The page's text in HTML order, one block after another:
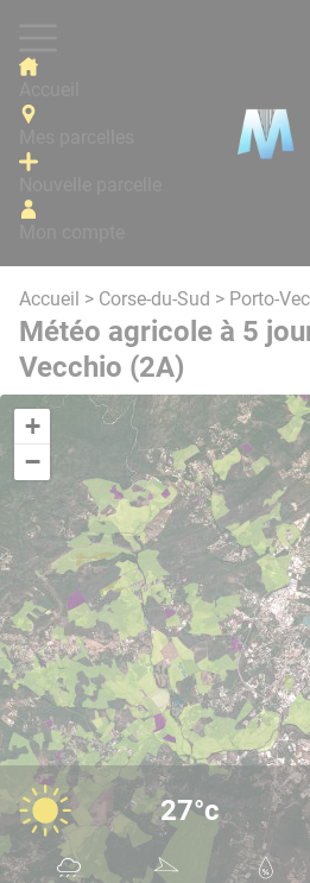
Accueil > Corse-du-Sud > Porto-
Météo agricole à 5
Vecchio (2A)
+
−
27°c